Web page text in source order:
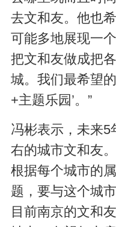
去文和友。他也
可能多地展现一
把文和友做成把
城。我们最希望
+主题乐园’。”
冯彬表示，未来5
右的城市文和友
根据每个城市的
题，要与这个城
目前南京的文和